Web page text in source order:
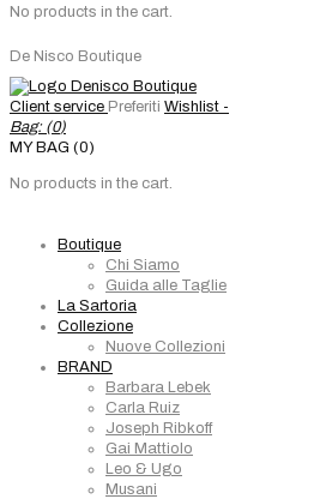
No products in the cart.
De Nisco Boutique
Client service Preferiti Wishlist -
Bag: (0)
MY BAG (0)
No products in the cart.
Boutique
Chi Siamo
Guida alle Taglie
La Sartoria
Collezione
Nuove Collezioni
BRAND
Barbara Lebek
Carla Ruiz
Joseph Ribkoff
Gai Mattiolo
Leo & Ugo
Musani